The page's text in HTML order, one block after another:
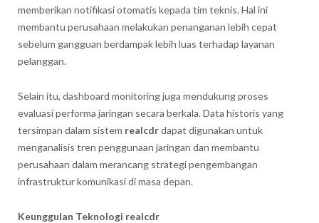
memberikan notifikasi otomatis kepada tim teknis. Hal ini
membantu perusahaan melakukan penanganan lebih cepat
sebelum gangguan berdampak lebih luas terhadap layanan
pelanggan.
Selain itu, dashboard monitoring juga mendukung proses
evaluasi performa jaringan secara berkala. Data historis yang
tersimpan dalam sistem realcdrdapat digunakan untuk
menganalisis tren penggunaan jaringan dan membantu
perusahaan dalam merancang strategi pengembangan
infrastruktur komunikasi di masa depan.
Keunggulan Teknologi realcdr